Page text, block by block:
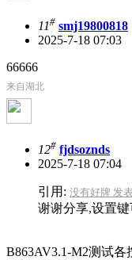
11# smj19800818
2025-7-18 07:03
66666
来自湖北
12# fjdsoznds
2025-7-18 07:04
引用: 没有好牌 发
谢谢分享,设置
B863AV3.1-M2测试